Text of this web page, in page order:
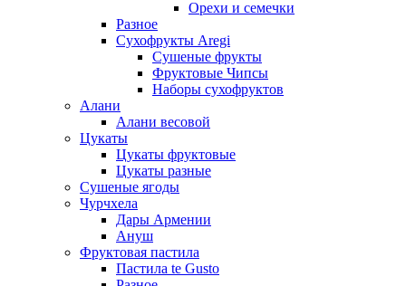
Орехи и семечки
Разное
Сухофрукты Aregi
Сушеные фрукты
Фруктовые Чипсы
Наборы сухофруктов
Алани
Алани весовой
Цукаты
Цукаты фруктовые
Цукаты разные
Сушеные ягоды
Чурчхела
Дары Армении
Ануш
Фруктовая пастила
Пастила te Gusto